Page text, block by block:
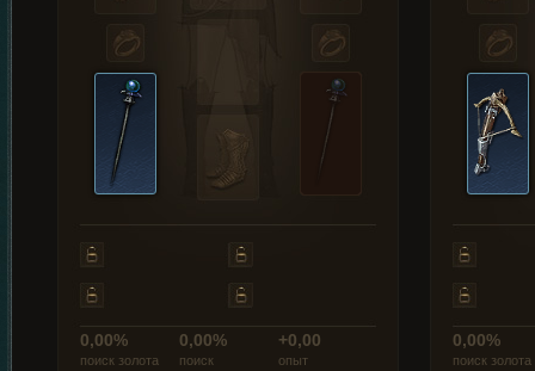
0,00%
поиск золота
0,00%
поиск
+0,00
опыт
0,00%
поиск золота